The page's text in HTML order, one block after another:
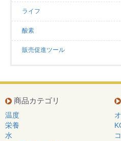
ライフ
酸素
販売促進ツール
商品カテゴリ
温度
栄養
水